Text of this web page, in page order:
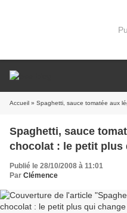
Accueil » Spaghetti, sauce tomatée aux
Spaghetti, sauce
chocolat : le petit plus
Publié le 28/10/2008 à 11:01
Par Clémence